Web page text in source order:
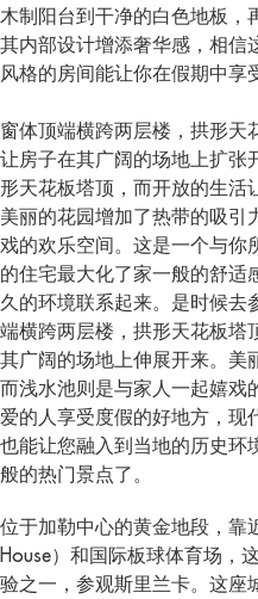
木制阳台到干净的白色地板，
其内部设计增添奢华感，相信
风格的房间能让你在假期中享
窗体顶端横跨两层楼，拱形天
让房子在其广阔的场地上扩张
形天花板塔顶，而开放的生活
美丽的花园增加了热带的吸引
戏的欢乐空间。这是一个与你
的住宅最大化了家一般的舒适
久的环境联系起来。是时候去
端横跨两层楼，拱形天花板塔
其广阔的场地上伸展开来。美
而浅水池则是与家人一起嬉戏
爱的人享受度假的好地方，现
也能让您融入到当地的历史环
般的热门景点了。
位于加勒中心的黄金地段，靠
House）和国际板球体育场，
验之一，参观斯里兰卡。这座